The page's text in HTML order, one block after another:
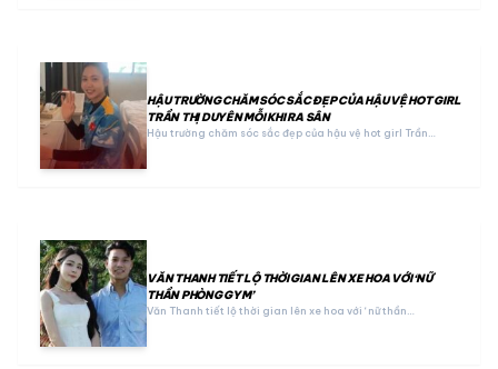
HẬU TRƯỜNG CHĂM SÓC SẮC ĐẸP CỦA HẬU VỆ HOT GIRL
TRẦN THỊ DUYÊN MỖI KHI RA SÂN
Hậu trường chăm sóc sắc đẹp của hậu vệ hot girl Trần…
VĂN THANH TIẾT LỘ THỜI GIAN LÊN XE HOA VỚI ‘NỮ
THẦN PHÒNG GYM’
Văn Thanh tiết lộ thời gian lên xe hoa với ‘nữ thần…